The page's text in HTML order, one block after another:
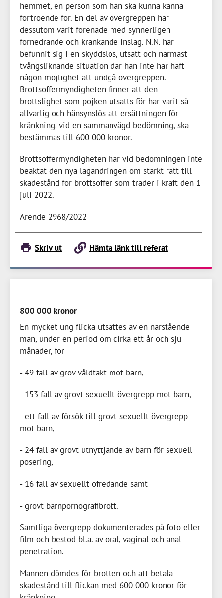
hemmet, en person som han ska kunna känna
förtroende för. En del av övergreppen har
dessutom varit förenade med synnerligen
förnedrande och kränkande inslag. N.N. har
befunnit sig i en skyddslös, utsatt och närmast
tvångsliknande situation där han inte har haft
någon möjlighet att undgå övergreppen.
Brottsoffermyndigheten finner att den
brottslighet som pojken utsatts för har varit så
allvarlig och hänsynslös att ersättningen för
kränkning, vid en sammanvägd bedömning, ska
bestämmas till 600 000 kronor.
Brottsoffermyndigheten har vid bedömningen inte
beaktat den nya lagändringen om stärkt rätt till
skadestånd för brottsoffer som träder i kraft den 1
juli 2022.
Ärende 2968/2022
Skriv ut Hämta länk till referat
800 000 kronor
En mycket ung flicka utsattes av en närstående
man, under en period om cirka ett år och sju
månader, för
- 49 fall av grov våldtäkt mot barn,
- 153 fall av grovt sexuellt övergrepp mot barn,
- ett fall av försök till grovt sexuellt övergrepp
mot barn,
- 24 fall av grovt utnyttjande av barn för sexuell
posering,
- 16 fall av sexuellt ofredande samt
- grovt barnpornografibrott.
Samtliga övergrepp dokumenterades på foto eller
film och bestod bl.a. av oral, vaginal och anal
penetration.
Mannen dömdes för brotten och att betala
skadestånd till flickan med 600 000 kronor för